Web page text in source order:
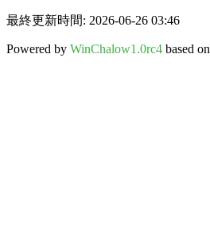
最終更新時間: 2026-06-26 03:46
Powered by WinChalow1.0rc4 based on